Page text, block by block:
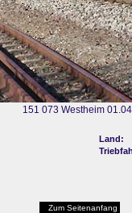
151 073 Westheim
Land:
Zum Seitenanfang